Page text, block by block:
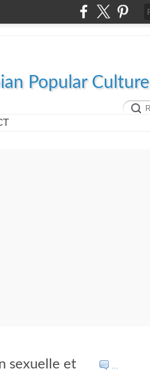
Popular Culture
…
sexuelle et